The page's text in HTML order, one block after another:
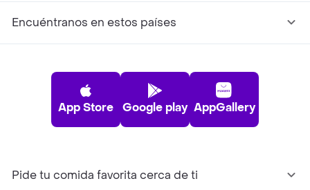
Encuéntranos en estos países
App Store Google play AppGallery
Pide tu comida favorita cerca de ti